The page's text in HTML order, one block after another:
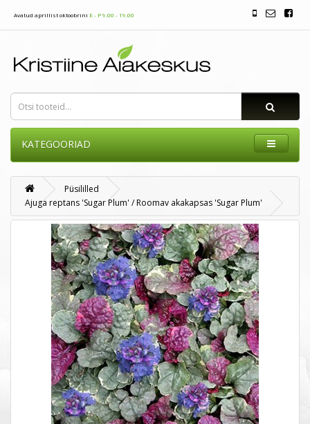
Avatud aprillist oktoobrini E - P 9.00 - 19.00
KATEGOORIAD
Püsililled
Ajuga reptans 'Sugar Plum' / Roomav akakapsas 'Sugar Plum'